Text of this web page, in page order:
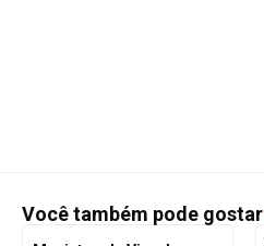
Você também pode gostar